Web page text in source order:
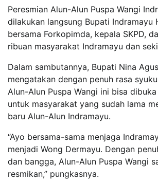
Peresmian Alun-Alun Puspa Wangi
dilakukan langsung Bupati Indramayu
bersama Forkopimda, kepala SKPD,
ribuan masyarakat Indramayu dan
Dalam sambutannya, Bupati Nina
mengatakan dengan penuh rasa
Alun-Alun Puspa Wangi ini bisa
untuk masyarakat yang sudah lama
baru Alun-Alun Indramayu.
“Ayo bersama-sama menjaga
menjadi Wong Dermayu. Dengan
dan bangga, Alun-Alun Puspa Wangi
resmikan,” pungkasnya.